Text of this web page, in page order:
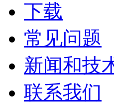
下载
常见问题
新闻和技
联系我们